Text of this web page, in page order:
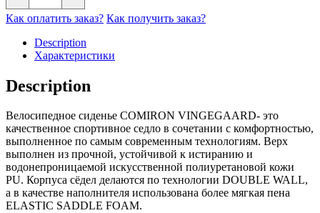
COMIRON
ANQUETIL
M028
275X140
quantity
Как оплатить заказ? Как получить заказ?
Description
Характеристики
Description
Велосипедное сиденье COMIRON VINGEGAARD- это
качественное спортивное седло в сочетании с комфортностью,
выполненное по самым современным технологиям. Верх
выполнен из прочной, устойчивой к истиранию и
водонепроницаемой искусственной полиуретановой кожи
PU. Корпуса сёдел делаются по технологии DOUBLE WALL,
а в качестве наполнителя использована более мягкая пена
ELASTIC SADDLE FOAM.